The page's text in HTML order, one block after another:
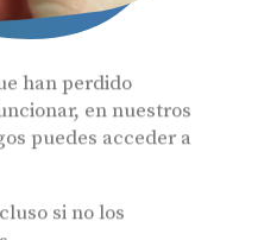
han perdido
en nuestros
puedes acceder a
si no los